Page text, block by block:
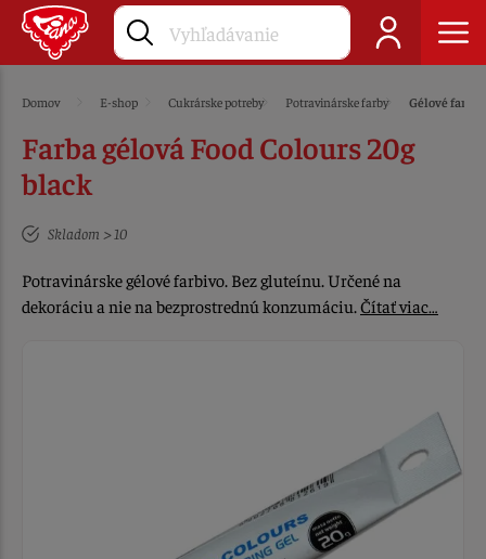
Domov E-shop Cukrárske potreby Potravinárske farby Gélové farby
Farba gélová Food Colours 20g
black
Skladom > 10
Potravinárske gélové farbivo. Bez gluteínu. Určené na
dekoráciu a nie na bezprostrednú konzumáciu.Čítať viac…